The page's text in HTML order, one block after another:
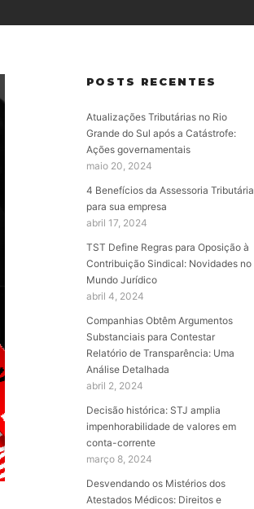
POSTS RECENTES
Atualizações Tributárias no Rio
Grande do Sul após a Catástrofe:
Ações governamentais
maio 20, 2024
4 Benefícios da Assessoria Tributária
para sua empresa
abril 17, 2024
TST Define Regras para Oposição à
Contribuição Sindical: Novidades no
Mundo Jurídico
abril 4, 2024
Companhias Obtêm Argumentos
Substanciais para Contestar
Relatório de Transparência: Uma
Análise Detalhada
abril 2, 2024
Decisão histórica: STJ amplia
impenhorabilidade de valores em
conta-corrente
março 8, 2024
Desvendando os Mistérios dos
Atestados Médicos: Direitos e